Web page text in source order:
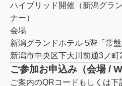
ハイブリッド開催（新潟グラ
ナー）
会場
新潟グランドホテル 5階「常盤
新潟市中央区下大川前通3ノ町
ご参加お申込み（会場 /
ご案内のQRコードもしくは下